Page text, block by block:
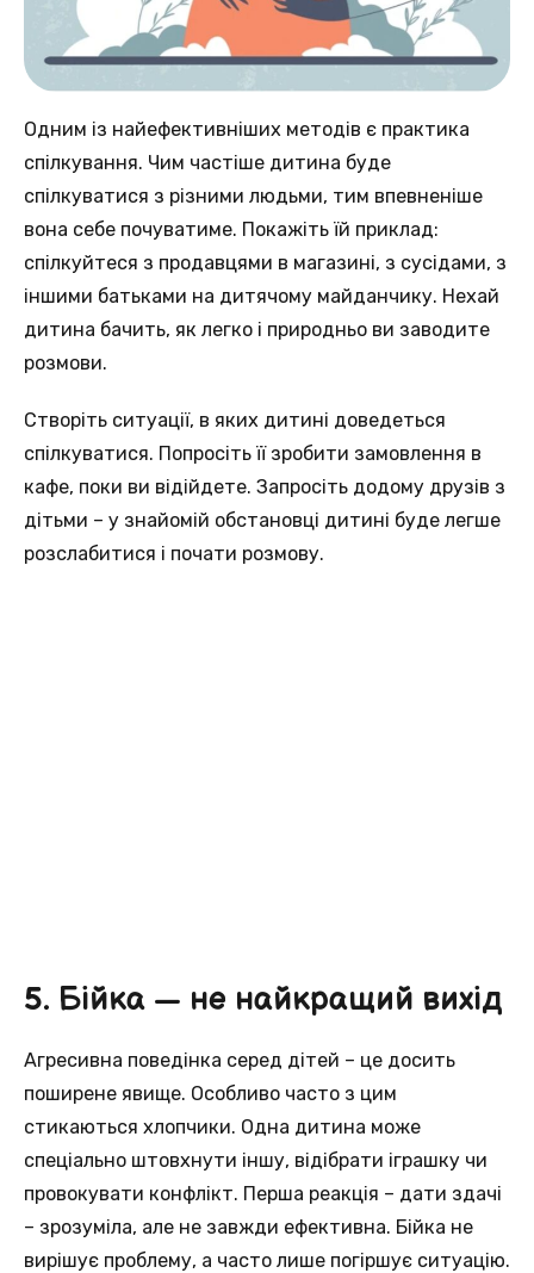
Одним із найефективніших методів є практика
спілкування. Чим частіше дитина буде
спілкуватися з різними людьми, тим впевненіше
вона себе почуватиме. Покажіть їй приклад:
спілкуйтеся з продавцями в магазині, з сусідами, з
іншими батьками на дитячому майданчику. Нехай
дитина бачить, як легко і природньо ви заводите
розмови.
Створіть ситуації, в яких дитині доведеться
спілкуватися. Попросіть її зробити замовлення в
кафе, поки ви відійдете. Запросіть додому друзів з
дітьми – у знайомій обстановці дитині буде легше
розслабитися і почати розмову.
5. Бійка — не найкращий вихід
Агресивна поведінка серед дітей – це досить
поширене явище. Особливо часто з цим
стикаються хлопчики. Одна дитина може
спеціально штовхнути іншу, відібрати іграшку чи
провокувати конфлікт. Перша реакція – дати здачі
– зрозуміла, але не завжди ефективна. Бійка не
вирішує проблему, а часто лише погіршує ситуацію.